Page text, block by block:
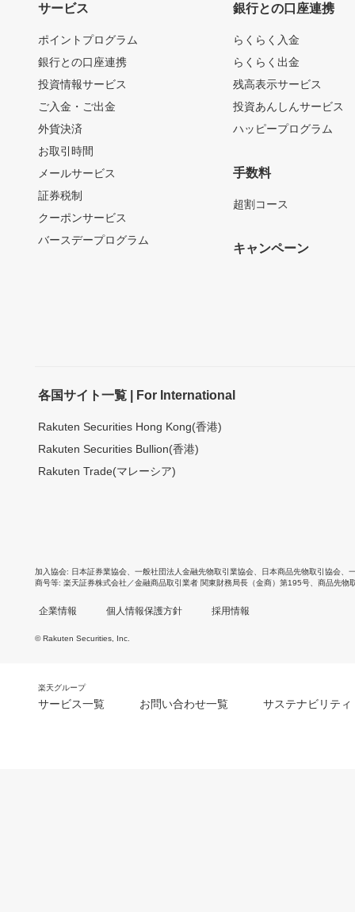
サービス
ポイントプログラム
銀行との口座連携
投資情報サービス
ご入金・ご出金
外貨決済
お取引時間
メールサービス
証券税制
クーポンサービス
バースデープログラム
銀行との口座連携
らくらく入金
らくらく出金
残高表示サービス
投資あんしんサービス
ハッピープログラム
手数料
超割コース
キャンペーン
各国サイト一覧 | For International
Rakuten Securities Hong Kong(香港)
Rakuten Securities Bullion(香港)
Rakuten Trade(マレーシア)
加入協会 日本証券業協会 一般社団法人金融先物取引業協会 日本商品先物取引協会
商号等 楽天証券株式会社／金融商品取引業者 関東財務局長（金商）第195号、商品先物
企業情報 個人情報保護方針 採用情報
© Rakuten Securities, Inc.
楽天グループ
サービス一覧 お問い合わせ一覧 サステナビリティ